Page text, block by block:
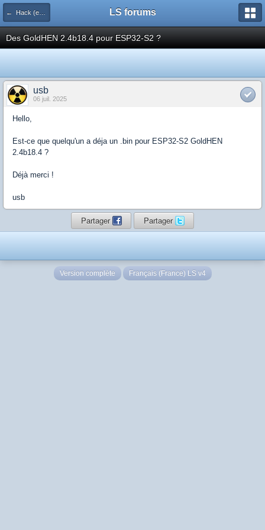
← Hack (exploits, homebrews...) LS forums
Des GoldHEN 2.4b18.4 pour ESP32-S2 ?
usb
06 juil. 2025
Hello,
Est-ce que quelqu'un a déja un .bin pour ESP32-S2 GoldHEN
2.4b18.4 ?
Déjà merci !
usb
Partager Partager
Version complète Français (France) LS v4